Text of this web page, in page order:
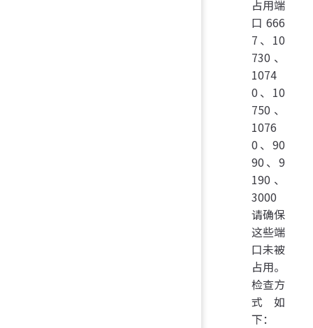
占用端
口 666
7、10
730、
1074
0、10
750 、
1076
0、90
90、9
190、
3000
请确保
这些端
口未被
占用。
检查方
式如
下：